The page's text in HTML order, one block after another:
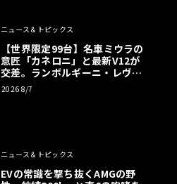
ニュース＆トピックス
【世界限定99台】名車ミウラの
意匠「カネロニ」と最新V12が
交差。ランボルギーニ・レヴエ
ルトに60周年記念車が登場
2026 8/7
ニュース＆トピックス
EVの常識を撃ち抜くAMGの野